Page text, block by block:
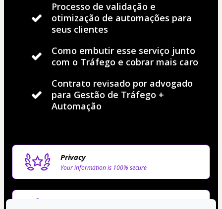
Processo de validação e
otimização de automações para
seus clientes
Como embutir esse serviço junto
com o Tráfego e cobrar mais caro
Contrato revisado por advogado
para Gestão de Tráfego +
Automação
Privacy
Your information is 100% secure